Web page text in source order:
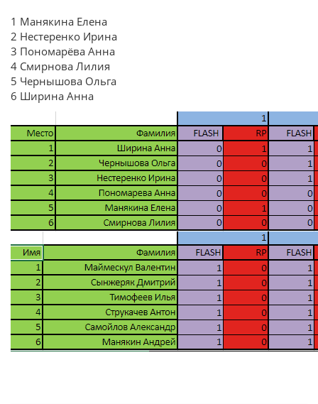
1 Манякина Елена
2 Нестеренко Ирина
3 Пономарёва Анна
4 Смирнова Лилия
5 Чернышова Ольга
6 Ширина Анна